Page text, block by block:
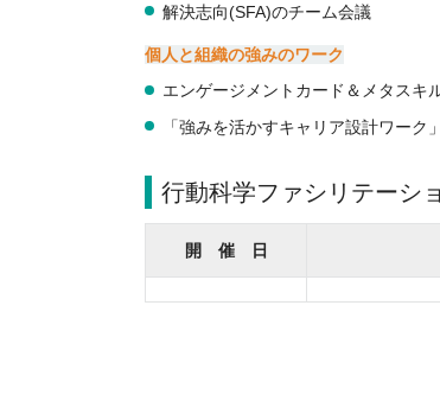
解決志向(SFA)のチーム会議
個人と組織の強みのワーク
エンゲージメントカード＆メタスキ
「強みを活かすキャリア設計ワー
行動科学ファシリテーシ
開 催 日